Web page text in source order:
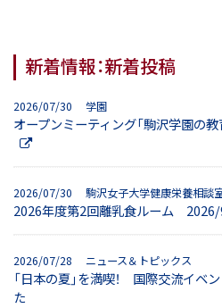
新着情報：新着投稿
2026/07/30 学園
オープンミーティング「駒沢学園の
2026/07/30 駒沢女子大学健康栄養相談
2026年度第2回離乳食ルーム 2026/
2026/07/28 ニュース＆トピックス
「日本の夏」を満喫！ 国際交流イベ
た